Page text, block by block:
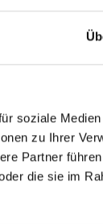
soziale
zu Ihrer
Partner
die sie im